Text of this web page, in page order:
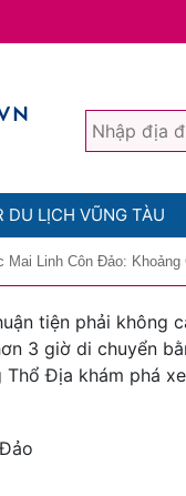
DU LỊCH VŨNG TÀU
Mai Linh Côn Đảo:
tiện phải không
3 giờ di chuyển
Thổ Địa khám phá